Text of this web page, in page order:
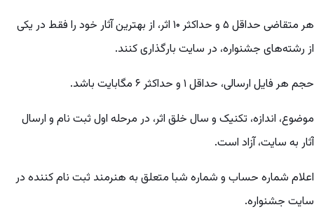
هر متقاضی حداقل ۵ و حداکثر ۱۰ اثر، از بهترین آثار خود را فقط در یکی
از رشته‌های جشنواره، در سایت بارگذاری کنند.
حجم هر فایل ارسالی، حداقل ۱ و حداکثر ۶ مگابایت باشد.
موضوع، اندازه، تکنیک و سال خلق اثر، در مرحله اول ثبت نام و ارسال
آثار به سایت، آزاد است.
اعلام شماره حساب و شماره شبا متعلق به هنرمند ثبت نام کننده در
سایت جشنواره.